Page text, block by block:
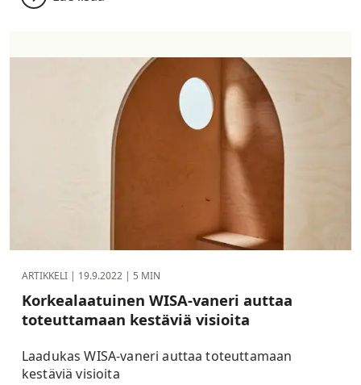
ARTIKKELI | 19.9.2022 | 5 MIN
Korkealaatuinen WISA-vaneri auttaa
toteuttamaan kestäviä visioita
Laadukas WISA-vaneri auttaa toteuttamaan
kestäviä visioita